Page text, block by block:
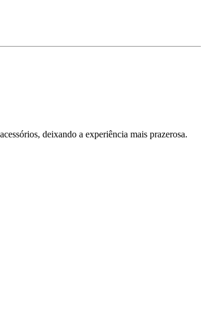
deixando a experiência mais prazerosa.